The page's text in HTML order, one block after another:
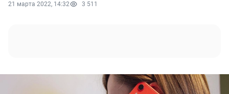
21 марта 2022, 14:32 3 511